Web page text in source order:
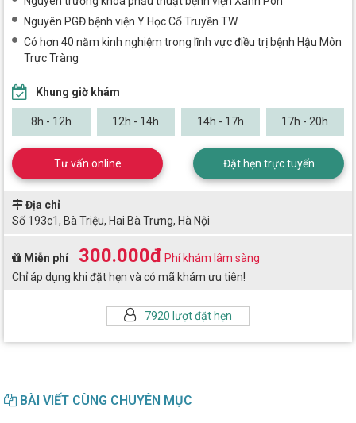
Nguyên PGĐ bệnh viện Y Học Cổ Truyền TW
Có hơn 40 năm kinh nghiệm trong lĩnh vực điều trị bệnh Hậu Môn
Trực Tràng
7920 lượt đặt hẹn
Khung giờ khám
8h - 12h 12h - 14h 14h - 17h 17h - 20h
Tư vấn online Đặt hẹn trực tuyến
Địa chỉ
Số 193c1, Bà Triệu, Hai Bà Trưng, Hà Nội
Miễn phí 300.000đ Phí khám lâm sàng
Chỉ áp dụng khi đặt hẹn và có mã khám ưu tiên!
BÀI VIẾT CÙNG CHUYÊN MỤC